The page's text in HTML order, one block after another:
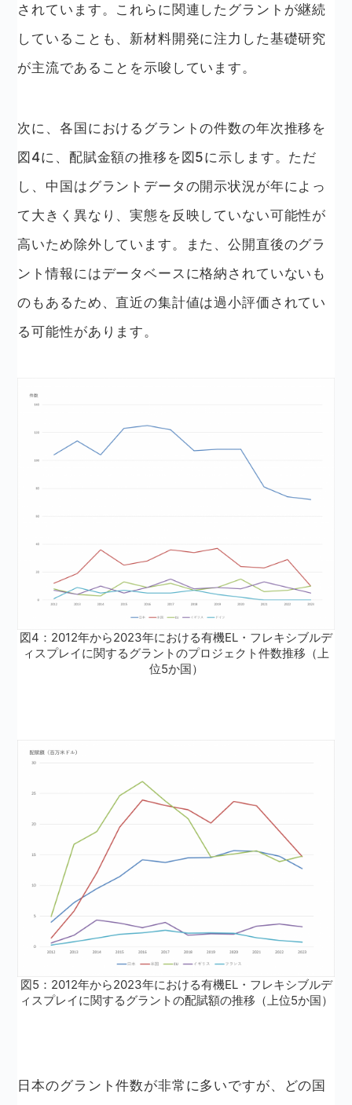
されています。これらに関連したグラントが継続
していることも、新材料開発に注力した基礎研究
が主流であることを示唆しています。
次に、各国におけるグラントの件数の年次推移を
図4に、配賦金額の推移を図5に示します。ただ
し、中国はグラントデータの開示状況が年によっ
て大きく異なり、実態を反映していない可能性が
高いため除外しています。また、公開直後のグラ
ント情報にはデータベースに格納されていないも
のもあるため、直近の集計値は過小評価されてい
る可能性があります。
図4：2012年から2023年における有機EL・フレキシブルデ
ィスプレイに関するグラントのプロジェクト件数推移（上
位5か国）
図5：2012年から2023年における有機EL・フレキシブルデ
ィスプレイに関するグラントの配賦額の推移（上位5か国）
日本のグラント件数が非常に多いですが、どの国